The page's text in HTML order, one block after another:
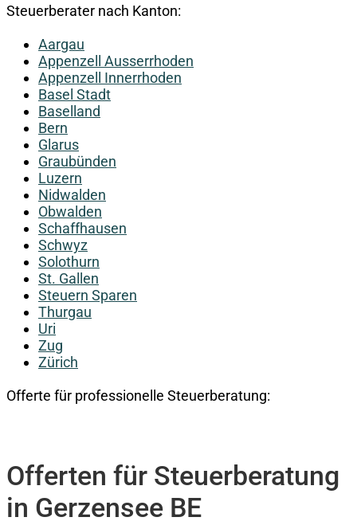
Steuerberater nach Kanton:
Aargau
Appenzell Ausserrhoden
Appenzell Innerrhoden
Basel Stadt
Baselland
Bern
Glarus
Graubünden
Luzern
Nidwalden
Obwalden
Schaffhausen
Schwyz
Solothurn
St. Gallen
Steuern Sparen
Thurgau
Uri
Zug
Zürich
Offerte für professionelle Steuerberatung:
Offerten für Steuerberatung
in Gerzensee BE